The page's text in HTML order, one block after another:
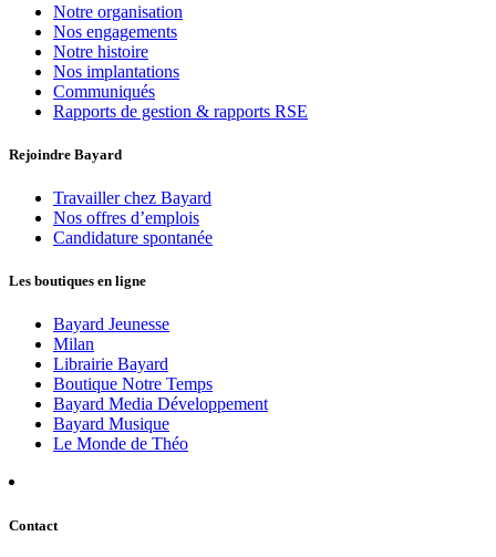
Notre organisation
Nos engagements
Notre histoire
Nos implantations
Communiqués
Rapports de gestion & rapports RSE
Rejoindre Bayard
Travailler chez Bayard
Nos offres d’emplois
Candidature spontanée
Les boutiques en ligne
Bayard Jeunesse
Milan
Librairie Bayard
Boutique Notre Temps
Bayard Media Développement
Bayard Musique
Le Monde de Théo
Contact